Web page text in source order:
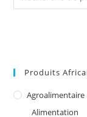
Produits
Agroalimentaire
Alimentation